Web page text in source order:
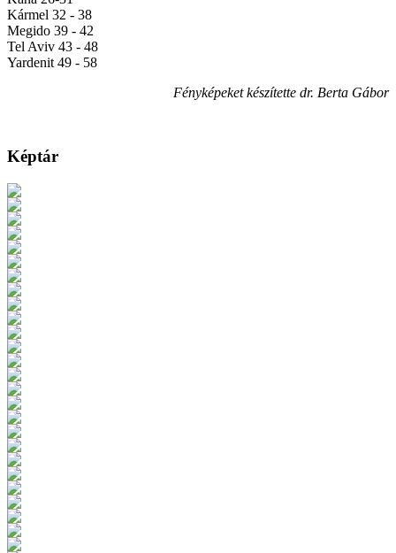
Kármel 32 - 38
Megido 39 - 42
Tel Aviv 43 - 48
Yardenit 49 - 58
Fényképeket készítette dr. Berta Gábor
Képtár